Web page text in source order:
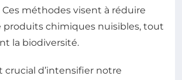
méthodes visent à réduire
produits chimiques nuisibles, tout
la biodiversité.
crucial d’intensifier notre